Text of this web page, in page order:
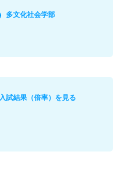
多文化社会学部
入試結果（倍率）を見る